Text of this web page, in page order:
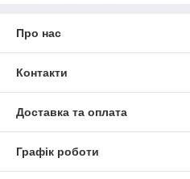
Про нас
Контакти
Доставка та оплата
Графік роботи